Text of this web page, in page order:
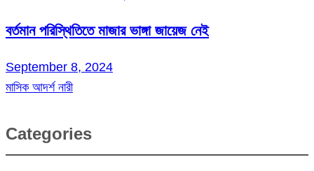
বর্তমান পরিস্থিতিতে মাজার ভাঙ্গা জায়েজ নেই
September 8, 2024
মাসিক আদর্শ নারী
Categories